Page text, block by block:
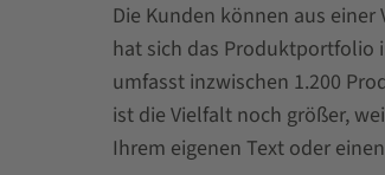
Die Kunden können aus
hat sich das Produktportfolio
umfasst inzwischen 1.200
ist die Vielfalt noch größer,
Ihrem eigenen Text oder